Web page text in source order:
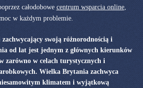
całodobowe centrum wsparcia online,
w każdym problemie.
swoją różnorodnością i
od lat jest jednym z głównych kierunków
zarówno w celach turystycznych i
Wielka Brytania zachwyca
klimatem i wyjątkową